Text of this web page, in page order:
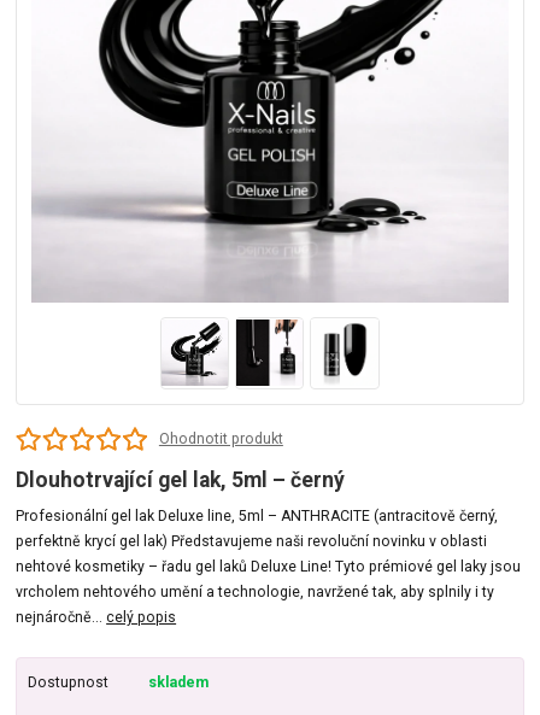
Ohodnotit produkt
Dlouhotrvající gel lak, 5ml – černý
Profesionální gel lak Deluxe line, 5ml – ANTHRACITE (antracitově černý,
perfektně krycí gel lak) Představujeme naši revoluční novinku v oblasti
nehtové kosmetiky – řadu gel laků Deluxe Line! Tyto prémiové gel laky jsou
vrcholem nehtového umění a technologie, navržené tak, aby splnily i ty
nejnáročně...celý popis
Dostupnost skladem